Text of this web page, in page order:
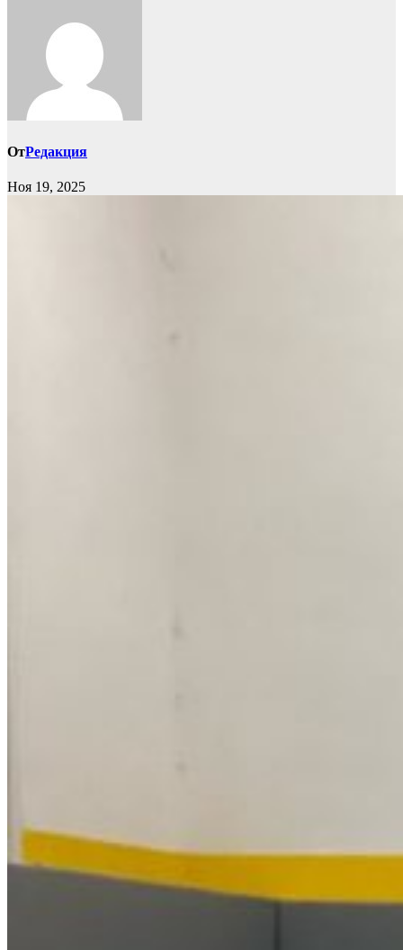
ОтРедакция
Ноя 19, 2025